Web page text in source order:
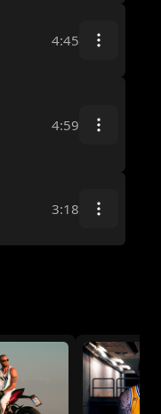
4:45
4:59
3:18